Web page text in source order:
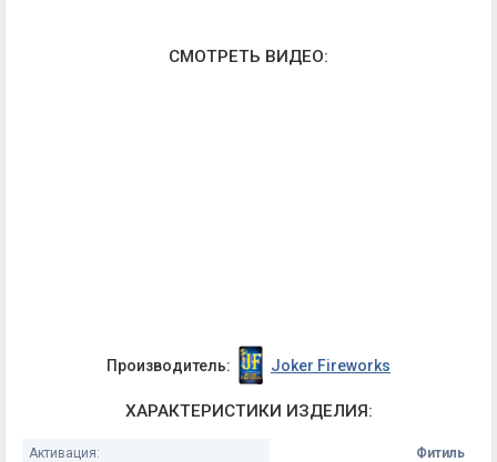
СМОТРЕТЬ ВИДЕО:
Производитель: Joker Fireworks
ХАРАКТЕРИСТИКИ ИЗДЕЛИЯ:
Активация:
Фитиль